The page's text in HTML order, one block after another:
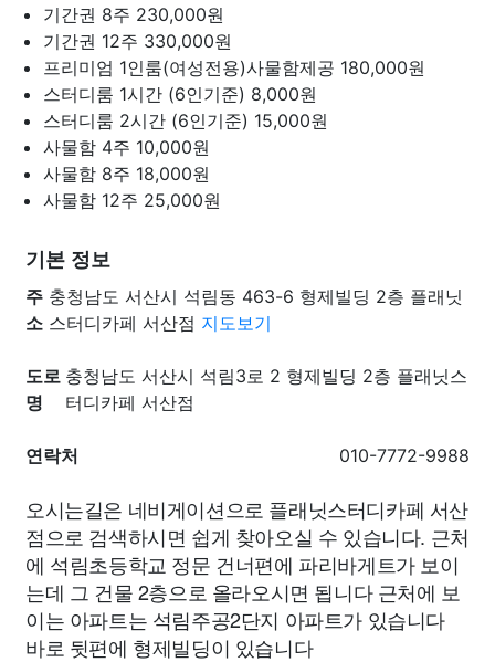
기간권 8주 230,000원
기간권 12주 330,000원
프리미엄 1인룸(여성전용)사물함제공 180,000원
스터디룸 1시간 (6인기준) 8,000원
스터디룸 2시간 (6인기준) 15,000원
사물함 4주 10,000원
사물함 8주 18,000원
사물함 12주 25,000원
기본 정보
주
소
충청남도 서산시 석림동 463-6 형제빌딩 2층 플래닛
스터디카페 서산점 지도보기
도로
명
충청남도 서산시 석림3로 2 형제빌딩 2층 플래닛스
터디카페 서산점
연락처 010-7772-9988
오시는길은 네비게이션으로 플래닛스터디카페 서산
점으로 검색하시면 쉽게 찾아오실 수 있습니다. 근처
에 석림초등학교 정문 건너편에 파리바게트가 보이
는데 그 건물 2층으로 올라오시면 됩니다 근처에 보
이는 아파트는 석림주공2단지 아파트가 있습니다
바로 뒷편에 형제빌딩이 있습니다